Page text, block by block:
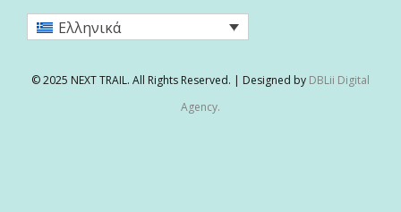
Ελληνικά
© 2025 NEXT TRAIL. All Rights Reserved. | Designed by DBLii Digital
Agency.